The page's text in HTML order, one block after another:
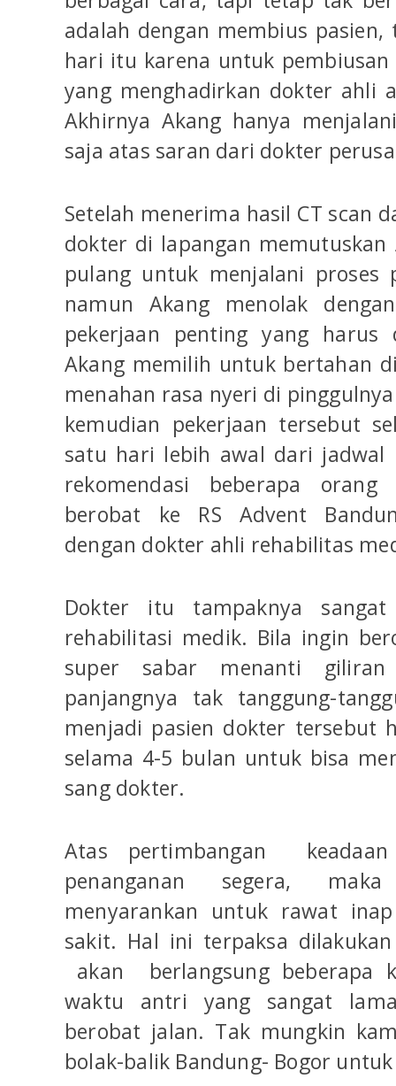
adalah dengan membius
hari itu karena untuk
yang menghadirkan dokter ahli
Akhirnya Akang hanya
saja atas saran dari dokter
Setelah menerima hasil CT scan
dokter di lapangan
pulang untuk menjalani proses
namun Akang menolak
pekerjaan penting yang harus
Akang memilih untuk bertahan
menahan rasa nyeri di
kemudian pekerjaan tersebut
satu hari lebih awal dari jadwal
rekomendasi beberapa
berobat ke RS Advent
dengan dokter ahli rehabilitas
Dokter itu tampaknya
rehabilitasi medik. Bila ingin
super sabar menanti
panjangnya tak tanggung-
menjadi pasien dokter tersebut
selama 4-5 bulan untuk bisa
sang dokter.
Atas pertimbangan
penanganan segera,
menyarankan untuk rawat
sakit. Hal ini terpaksa
akan berlangsung beberapa
waktu antri yang sangat
berobat jalan. Tak mungkin
bolak-balik Bandung- Bogor